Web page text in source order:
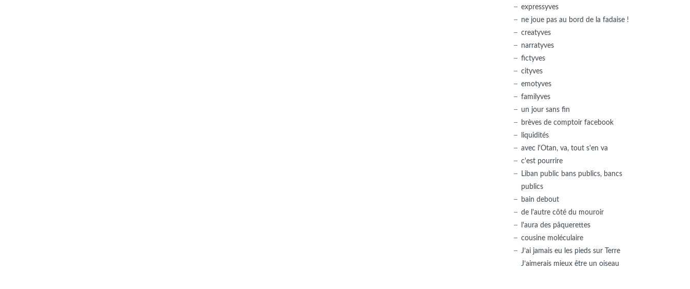
expressyves
ne joue pas au bord de la fadaise !
creatyves
narratyves
fictyves
cityves
emotyves
familyves
un jour sans fin
brèves de comptoir facebook
liquidités
avec l'Otan, va, tout s'en va
c'est pourrire
Liban public bans publics, bancs
publics
bain debout
de l'autre côté du mouroir
l'aura des pâquerettes
cousine moléculaire
J’ai jamais eu les pieds sur Terre
J’aimerais mieux être un oiseau